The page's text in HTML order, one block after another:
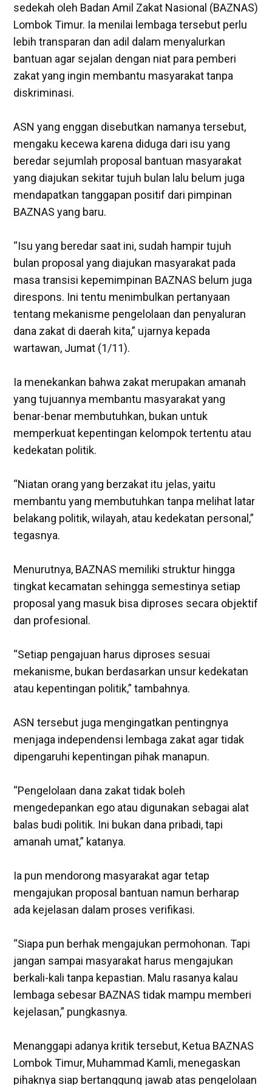
sedekah oleh Badan Amil Zakat Nasional (BAZNAS)
Lombok Timur. Ia menilai lembaga tersebut perlu
lebih transparan dan adil dalam menyalurkan
bantuan agar sejalan dengan niat para pemberi
zakat yang ingin membantu masyarakat tanpa
diskriminasi.
ASN yang enggan disebutkan namanya tersebut,
mengaku kecewa karena diduga dari isu yang
beredar sejumlah proposal bantuan masyarakat
yang diajukan sekitar tujuh bulan lalu belum juga
mendapatkan tanggapan positif dari pimpinan
BAZNAS yang baru.
“Isu yang beredar saat ini, sudah hampir tujuh
bulan proposal yang diajukan masyarakat pada
masa transisi kepemimpinan BAZNAS belum juga
direspons. Ini tentu menimbulkan pertanyaan
tentang mekanisme pengelolaan dan penyaluran
dana zakat di daerah kita,” ujarnya kepada
wartawan, Jumat (1/11).
‎Ia menekankan bahwa zakat merupakan amanah
yang tujuannya membantu masyarakat yang
benar-benar membutuhkan, bukan untuk
memperkuat kepentingan kelompok tertentu atau
kedekatan politik.
“Niatan orang yang berzakat itu jelas, yaitu
membantu yang membutuhkan tanpa melihat latar
belakang politik, wilayah, atau kedekatan personal,”
tegasnya.
‎Menurutnya, BAZNAS memiliki struktur hingga
tingkat kecamatan sehingga semestinya setiap
proposal yang masuk bisa diproses secara objektif
dan profesional.
“Setiap pengajuan harus diproses sesuai
mekanisme, bukan berdasarkan unsur kedekatan
atau kepentingan politik,” tambahnya.
‎ASN tersebut juga mengingatkan pentingnya
menjaga independensi lembaga zakat agar tidak
dipengaruhi kepentingan pihak manapun.
“Pengelolaan dana zakat tidak boleh
mengedepankan ego atau digunakan sebagai alat
balas budi politik. Ini bukan dana pribadi, tapi
amanah umat,” katanya.
‎Ia pun mendorong masyarakat agar tetap
mengajukan proposal bantuan namun berharap
ada kejelasan dalam proses verifikasi.
“Siapa pun berhak mengajukan permohonan. Tapi
jangan sampai masyarakat harus mengajukan
berkali-kali tanpa kepastian. Malu rasanya kalau
lembaga sebesar BAZNAS tidak mampu memberi
kejelasan,” pungkasnya.
‎Menanggapi adanya kritik tersebut, Ketua BAZNAS
Lombok Timur, Muhammad Kamli, menegaskan
pihaknya siap bertanggung jawab atas pengelolaan